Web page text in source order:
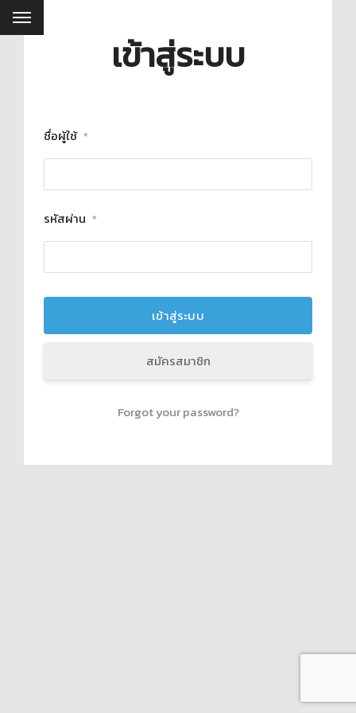
เข้าสู่ระบบ
ชื่อผู้ใช้ *
รหัสผ่าน *
สมัครสมาชิก
Forgot your password?